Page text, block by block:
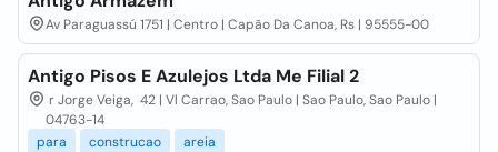
Av Paraguassú 1751 | Centro | Capão Da Canoa, Rs | 95555-00
Antigo Pisos E Azulejos Ltda Me Filial 2
r Jorge Veiga, 42 | Vl Carrao, Sao Paulo | Sao Paulo, Sao Paulo |
04763-14
para
construcao areia